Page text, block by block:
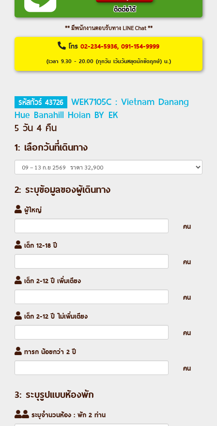
ติดต่อได้
** มีพนักงานตอบรับทาง LINE Chat **
โทร 02-234-5936, 091-154-9999
(เวลา 9.30 - 20.00 (ทุกวัน เว้นวันหยุดนักขัตฤกษ์) น.)
รหัสทัวร์ 43726
WEK7105C : Vietnam Danang
Hue Banahill Hoian BY EK
5 วัน 4 คืน
1: เลือกวันที่เดินทาง
2: ระบุข้อมูลของผู้เดินทาง
ผู้ใหญ่
คน
เด็ก 12-18 ปี
คน
เด็ก 2-12 ปี เพิ่มเตียง
คน
เด็ก 2-12 ปี ไม่เพิ่มเตียง
คน
ทารก น้อยกว่า 2 ปี
คน
3: ระบุรูปแบบห้องพัก
ระบุจำนวนห้อง : พัก 2 ท่าน